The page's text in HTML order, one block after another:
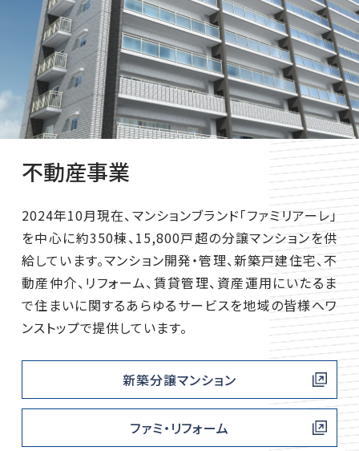
不動産事業
2024年10月現在、マンションブランド「ファミリアーレ」
を中心に約350棟、15,800戸超の分譲マンションを供
給しています。マンション開発・管理、新築戸建住宅、不
動産仲介、リフォーム、賃貸管理、資産運用にいたるま
で住まいに関するあらゆるサービスを地域の皆様へワ
ンストップで提供しています。
新築分譲マンション
ファミ・リフォーム